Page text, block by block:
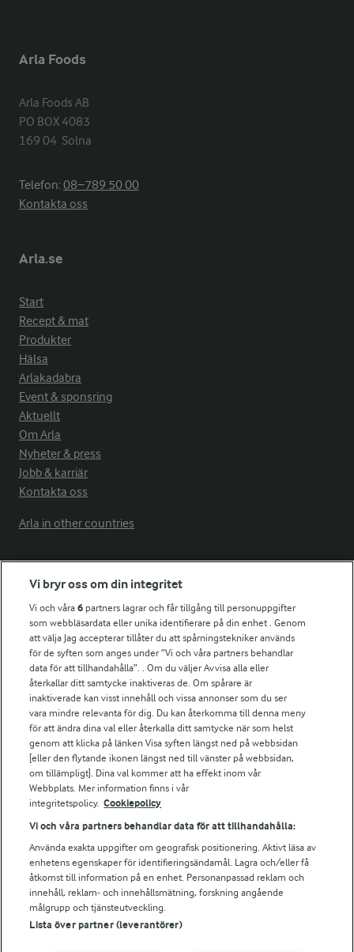
Arla Foods
Arla Foods AB
PO BOX 4083
169 04  Solna
Telefon:08−789 50 00
Kontakta oss
Arla.se
Start
Recept & mat
Produkter
Hälsa
Arlakadabra
Event & sponsring
Aktuellt
Om Arla
Nyheter & press
Jobb & karriär
Kontakta oss
Arla in other countries
Fler Arlasajter
För ägare
Arlas kundportal
Arla.com
Falbygdens Ost
Arla webbshop
Bildbank
Följ oss
© 2026 Arla Foods
Vi bryr oss om din integritet
Vi och våra6 partners lagrar och får tillgång till personuppgifter
som webbläsardata eller unika identifierare på din enhet . Genom
att välja Jag accepterar tillåter du att spårningstekniker används
för de syften som anges under ”Vi och våra partners behandlar
data för att tillhandahålla”. . Om du väljer Avvisa alla eller
återkallar ditt samtycke inaktiveras de. Om spårare är
inaktiverade kan visst innehåll och vissa annonser som du ser
vara mindre relevanta för dig. Du kan återkomma till denna meny
för att ändra dina val eller återkalla ditt samtycke när som helst
genom att klicka på länken Visa syften längst ned på webbsidan
[eller den flytande ikonen längst ned till vänster på webbsidan,
om tillämpligt]. Dina val kommer att ha effekt inom vår
Webbplats. Mer information finns i vår
integritetspolicy. Cookiepolicy
Vi och våra partners behandlar data för att tillhandahålla:
Använda exakta uppgifter om geografisk positionering. Aktivt läsa av
enhetens egenskaper för identifieringsändamål. Lagra och/eller få
åtkomst till information på en enhet. Personanpassad reklam och
innehåll, reklam- och innehållsmätning, forskning angående
målgrupp och tjänsteutveckling.
Lista över partner (leverantörer)